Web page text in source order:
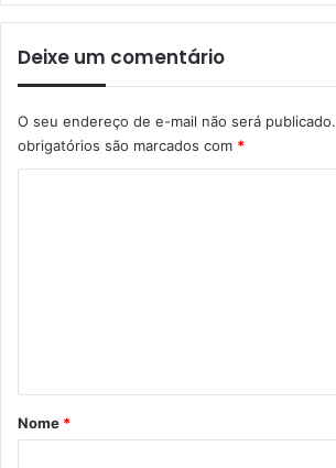
Deixe um comentário
O seu endereço de e-mail não será publicado.
obrigatórios são marcados com *
rNome *